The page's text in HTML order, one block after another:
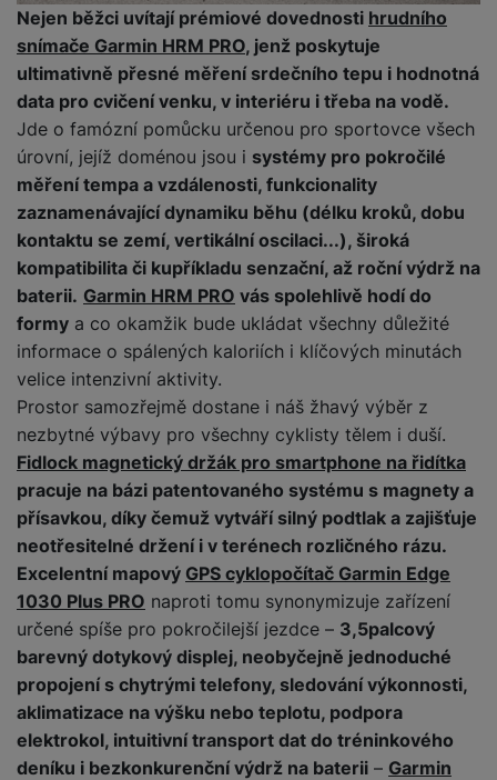
y
S
ft
w
a
r
e
r
y
t
k
y
d
a
p
t
é
r
p
ř
e
d
s
á
y
T
e
l
c
h
y
tr
ý
h
o
di
n
k
á
m
R
y
c
h
l
o
a
b
íj
e
č
k
y
S
íť
o
š
e
n
s
p
r
o
P
h
n
e
P
ří
s
u
š
e
n
s
t
v
p
r
o
y
r
e
d
u
k
c
e
H
U
B
K
a
b
y
R
e
k
c
e
D
i
s
k
y
/
s
i
č
e
d
a
t
F
a
s
h
d
P
ří
s
l
u
h
y
t
é
h
o
d
i
n
k
P
ří
s
š
e
n
s
t
v
í
r
o
t
a
b
l
Nejen běžci uvítají prémiové dovednosti hrudního
snímače Garmin HRM PRO, jenž poskytuje
ultimativně přesné měření srdečního tepu i hodnotná
data pro cvičení venku, v interiéru i třeba na vodě.
Jde o famózní pomůcku určenou pro sportovce všech
úrovní, jejíž doménou jsou i systémy pro pokročilé
měření tempa a vzdálenosti, funkcionality
zaznamenávající dynamiku běhu (délku kroků, dobu
kontaktu se zemí, vertikální oscilaci...), široká
kompatibilita či kupříkladu senzační, až roční výdrž na
baterii. Garmin HRM PRO vás spolehlivě hodí do
formy a co okamžik bude ukládat všechny důležité
informace o spálených kaloriích i klíčových minutách
velice intenzivní aktivity.
Prostor samozřejmě dostane i náš žhavý výběr z
nezbytné výbavy pro všechny cyklisty tělem i duší.
Fidlock magnetický držák pro smartphone na řidítka
pracuje na bázi patentovaného systému s magnety a
přísavkou, díky čemuž vytváří silný podtlak a zajišťuje
neotřesitelné držení i v terénech rozličného rázu.
Excelentní mapový GPS cyklopočítač Garmin Edge
1030 Plus PRO naproti tomu synonymizuje zařízení
určené spíše pro pokročilejší jezdce – 3,5palcový
barevný dotykový displej, neobyčejně jednoduché
propojení s chytrými telefony, sledování výkonnosti,
aklimatizace na výšku nebo teplotu, podpora
elektrokol, intuitivní transport dat do tréninkového
deníku i bezkonkurenční výdrž na baterii – Garmin